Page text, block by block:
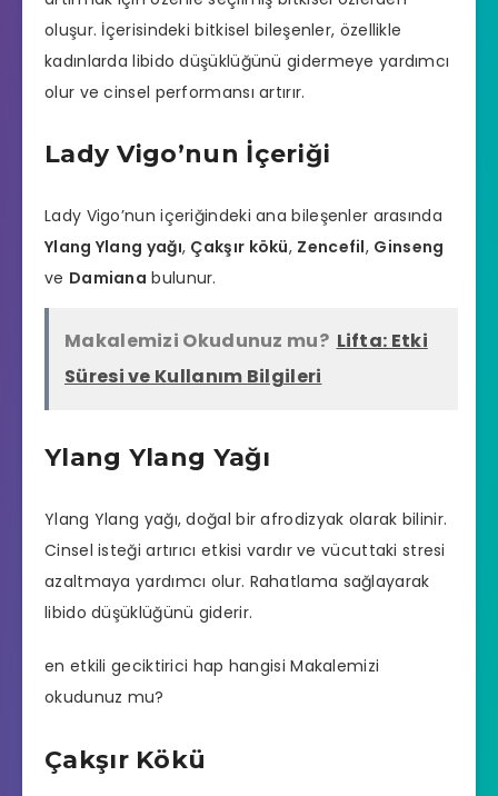
oluşur. İçerisindeki bitkisel bileşenler, özellikle
kadınlarda libido düşüklüğünü gidermeye yardımcı
olur ve cinsel performansı artırır.
Lady Vigo’nun İçeriği
Lady Vigo’nun içeriğindeki ana bileşenler arasında
Ylang Ylang yağı, Çakşır kökü, Zencefil, Ginseng
ve Damiana bulunur.
Makalemizi Okudunuz mu? Lifta: Etki
Süresi ve Kullanım Bilgileri
Ylang Ylang Yağı
Ylang Ylang yağı, doğal bir afrodizyak olarak bilinir.
Cinsel isteği artırıcı etkisi vardır ve vücuttaki stresi
azaltmaya yardımcı olur. Rahatlama sağlayarak
libido düşüklüğünü giderir.
en etkili geciktirici hap hangisi Makalemizi
okudunuz mu?
Çakşır Kökü